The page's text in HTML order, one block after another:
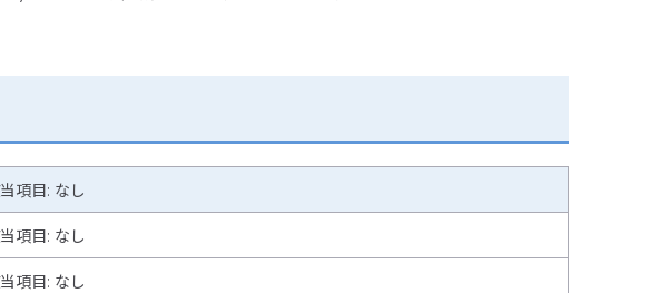
項目: なし
項目: なし
項目: なし